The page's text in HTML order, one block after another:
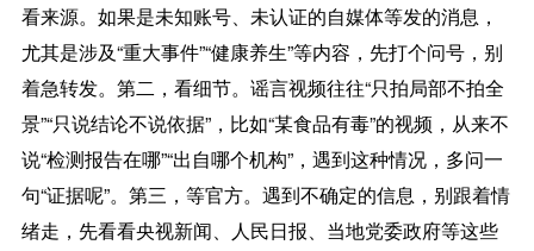
看来源。如果是未知账号、未认证的自媒体等发的消息，
尤其是涉及“重大事件”“健康养生”等内容，先打个问号，别
着急转发。第二，看细节。谣言视频往往“只拍局部不拍全
景”“只说结论不说依据”，比如“某食品有毒”的视频，从来不
说“检测报告在哪”“出自哪个机构”，遇到这种情况，多问一
句“证据呢”。第三，等官方。遇到不确定的信息，别跟着情
绪走，先看看央视新闻、人民日报、当地党委政府等这些